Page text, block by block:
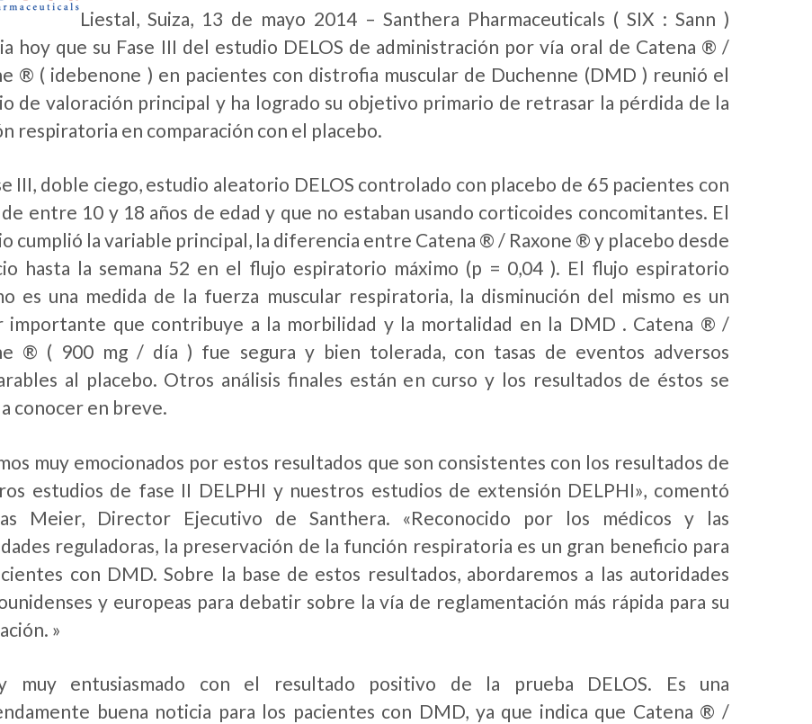
Liestal, Suiza, 13 de mayo 2014 – Santhera Pharmaceuticals ( SIX : Sann )
hoy que su Fase III del estudio DELOS de administración por vía oral de Catena ® /
® ( idebenone ) en pacientes con distrofia muscular de Duchenne (DMD ) reunió el
de valoración principal y ha logrado su objetivo primario de retrasar la pérdida de la
respiratoria en comparación con el placebo.
III, doble ciego, estudio aleatorio DELOS controlado con placebo de 65 pacientes con
entre 10 y 18 años de edad y que no estaban usando corticoides concomitantes. El
cumplió la variable principal, la diferencia entre Catena ® / Raxone ® y placebo desde
hasta la semana 52 en el flujo espiratorio máximo (p = 0,04 ). El flujo espiratorio
es una medida de la fuerza muscular respiratoria, la disminución del mismo es un
importante que contribuye a la morbilidad y la mortalidad en la DMD . Catena ® /
® ( 900 mg / día ) fue segura y bien tolerada, con tasas de eventos adversos
al placebo. Otros análisis finales están en curso y los resultados de éstos se
conocer en breve.
muy emocionados por estos resultados que son consistentes con los resultados de
estudios de fase II DELPHI y nuestros estudios de extensión DELPHI», comentó
Meier, Director Ejecutivo de Santhera. «Reconocido por los médicos y las
reguladoras, la preservación de la función respiratoria es un gran beneficio para
con DMD. Sobre la base de estos resultados, abordaremos a las autoridades
y europeas para debatir sobre la vía de reglamentación más rápida para su
»
muy entusiasmado con el resultado positivo de la prueba DELOS. Es una
buena noticia para los pacientes con DMD, ya que indica que Catena ® /